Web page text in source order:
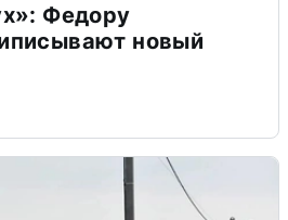
Федору
новый